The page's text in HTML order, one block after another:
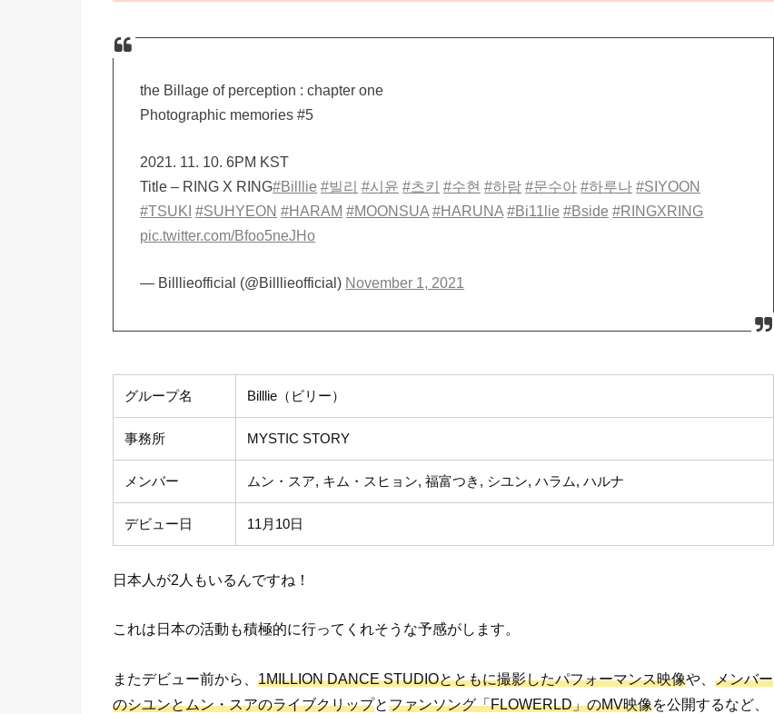
the Billage of perception : chapter one
Photographic memories #5
2021. 11. 10. 6PM KST
Title – RING X RING#Billlie #빌리 #시윤 #츠키 #수현 #하람 #문수아 #하루나 #SIYOON
#TSUKI #SUHYEON #HARAM #MOONSUA #HARUNA #Bi11lie #Bside #RINGXRING
pic.twitter.com/Bfoo5neJHo
— Billlieofficial (@Billlieofficial) November 1, 2021
グループ名 Billlie（ビリー）
事務所 MYSTIC STORY
メンバー ムン・スア, キム・スヒョン, 福富つき, シユン, ハラム, ハルナ
デビュー日 11月10日
日本人が2人もいるんですね！
これは日本の活動も積極的に行ってくれそうな予感がします。
またデビュー前から、 1MILLION DANCE STUDIOとともに撮影したパフォーマンス映像や、 メンバー
のシユンとムン・スアのライブクリップとファンソング「FLOWERLD」のMV映像を公開するなど、